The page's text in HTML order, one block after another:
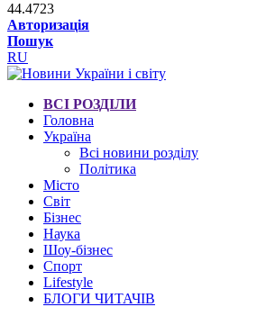
44.4723
Авторизація
Пошук
RU
ВСІ РОЗДІЛИ
Головна
Україна
Всі новини розділу
Політика
Місто
Світ
Бізнес
Наука
Шоу-бізнес
Спорт
Lifestyle
БЛОГИ ЧИТАЧІВ